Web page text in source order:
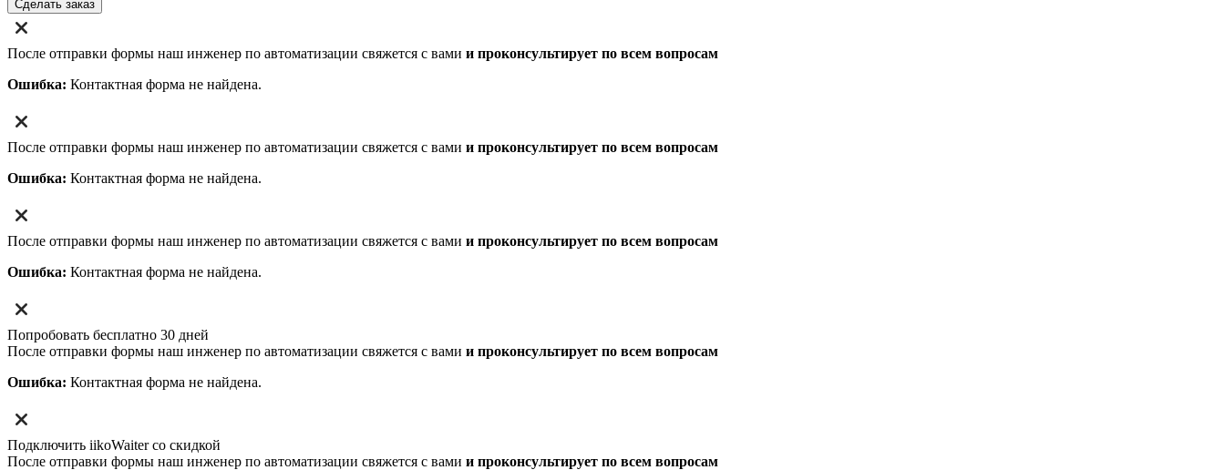
После отправки формы наш инженер по автоматизации свяжется с вами и проконсультирует по всем вопросам
Ошибка: Контактная форма не найдена.
После отправки формы наш инженер по автоматизации свяжется с вами и проконсультирует по всем вопросам
Ошибка: Контактная форма не найдена.
После отправки формы наш инженер по автоматизации свяжется с вами и проконсультирует по всем вопросам
Ошибка: Контактная форма не найдена.
Попробовать бесплатно 30 дней
После отправки формы наш инженер по автоматизации свяжется с вами и проконсультирует по всем вопросам
Ошибка: Контактная форма не найдена.
Подключить iikoWaiter со скидкой
После отправки формы наш инженер по автоматизации свяжется с вами и проконсультирует по всем вопросам